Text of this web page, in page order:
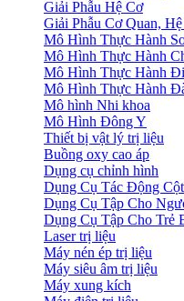
Giải Phẫu Hệ Cơ
Giải Phẫu Cơ Quan,
Mô Hình Thực Hành
Mô Hình Thực Hành
Mô Hình Thực Hành
Mô Hình Thực Hành
Mô hình Nhi khoa
Mô Hình Đông Y
Thiết bị vật lý trị liệu
Buồng oxy cao áp
Dụng cụ chỉnh hình
Dụng Cụ Tác Động
Dụng Cụ Tập Cho
Dụng Cụ Tập Cho Trẻ
Laser trị liệu
Máy nén ép trị liệu
Máy siêu âm trị liệu
Máy xung kích